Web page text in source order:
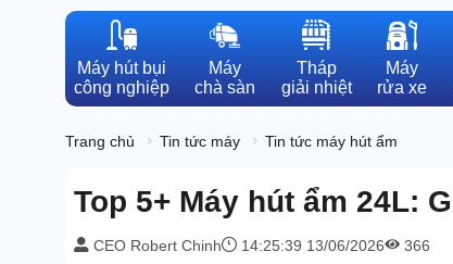
Máy hút bụi
công nghiệp
Máy
chà sàn
Tháp
giải nhiệt
Máy
rửa xe
Trang chủ Tin tức máy Tin tức máy hút ẩm
Top 5+ Máy hút ẩm 24L:
CEO Robert Chinh 14:25:39 13/06/2026 366